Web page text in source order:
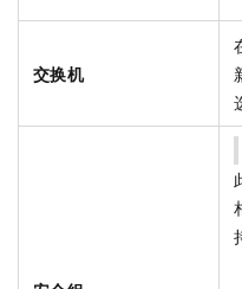
交换机